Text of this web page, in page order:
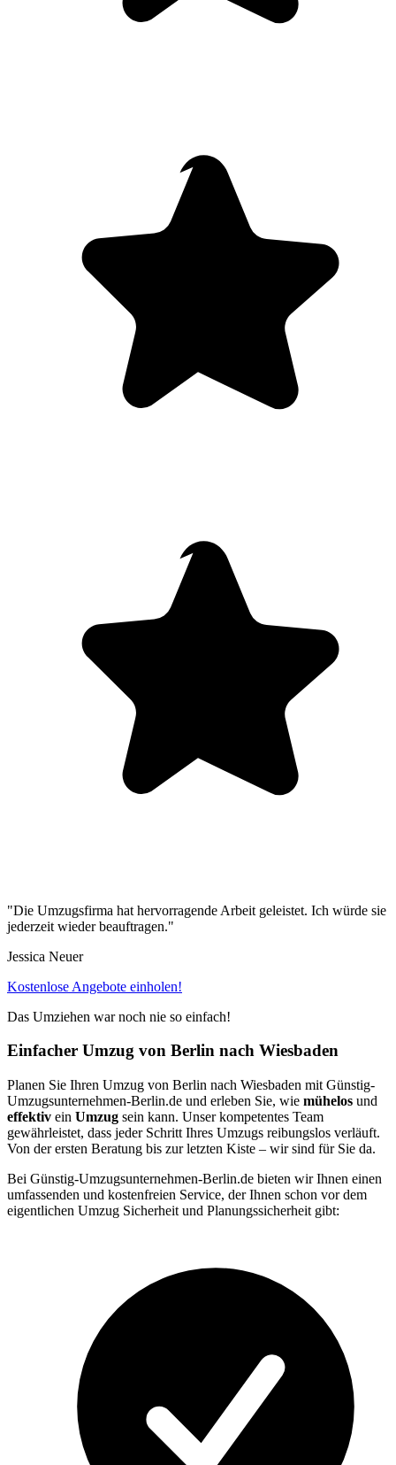
"Die Umzugsfirma hat hervorragende Arbeit geleistet. Ich würde sie
jederzeit wieder beauftragen."
Jessica Neuer
Kostenlose Angebote einholen!
Das Umziehen war noch nie so einfach!
Einfacher Umzug von Berlin⁠ nach Wiesbaden
Planen Sie Ihren Umzug von Berlin⁠ nach Wiesbaden mit Günstig-
Umzugsunternehmen-Berlin.de und erleben Sie, wie mühelos und
effektiv ein Umzug sein kann. Unser kompetentes Team
gewährleistet, dass jeder Schritt Ihres Umzugs reibungslos verläuft.
Von der ersten Beratung bis zur letzten Kiste – wir sind für Sie da.
Bei Günstig-Umzugsunternehmen-Berlin.de bieten wir Ihnen einen
umfassenden und kostenfreien Service, der Ihnen schon vor dem
eigentlichen Umzug Sicherheit und Planungssicherheit gibt: